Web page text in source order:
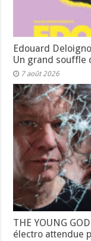
Edouard
Un grand souffle
7 août 2026
THE YOUNG
électro attendue